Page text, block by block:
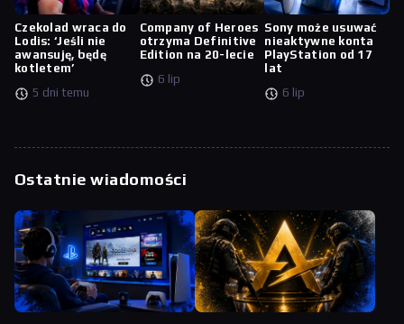
Czekolad wraca do
Lodis: ‘Jeśli nie
awansuję, będę
kotletem’
5 dni temu
Company of Heroes
otrzyma Definitive
Edition na 20-lecie
6 lip
Sony może usuwać
nieaktywne konta
PlayStation od 17
lat
6 lip
Ostatnie wiadomości